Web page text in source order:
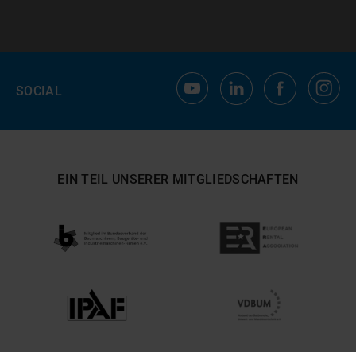
SOCIAL
EIN TEIL UNSERER MITGLIEDSCHAFTEN